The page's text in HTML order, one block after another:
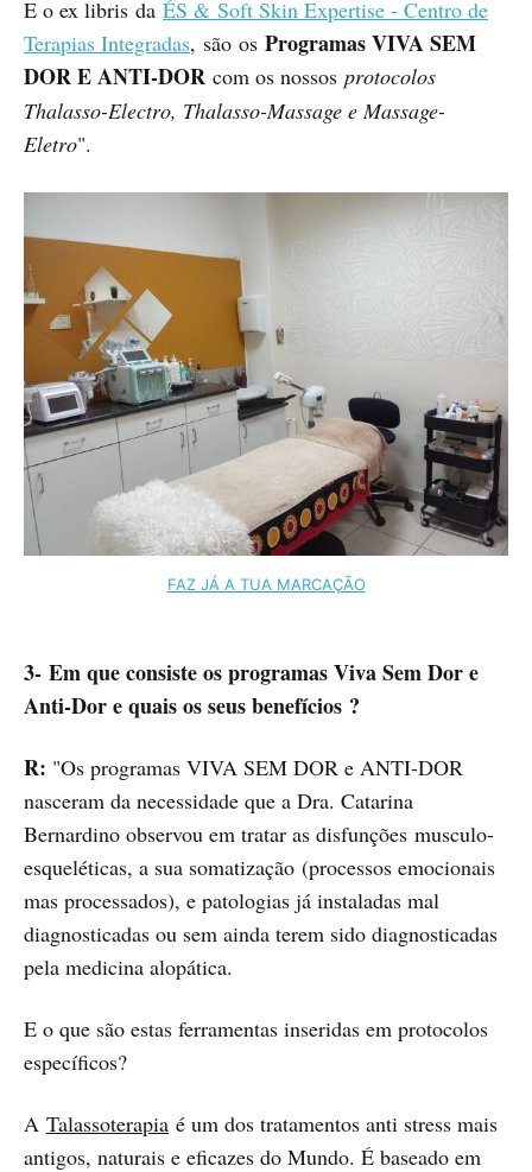
E o ex libris da ÉS & Soft Skin Expertise - Centro de
Terapias Integradas, são os Programas VIVA SEM
DOR E ANTI-DOR com os nossos protocolos
Thalasso-Electro, Thalasso-Massage e Massage-
Eletro".
FAZ JÁ A TUA MARCAÇÃO
3- Em que consiste os programas Viva Sem Dor e
Anti-Dor e quais os seus benefícios ?
R: "Os programas VIVA SEM DOR e ANTI-DOR
nasceram da necessidade que a Dra. Catarina
Bernardino observou em tratar as disfunções musculo-
esqueléticas, a sua somatização (processos emocionais
mas processados), e patologias já instaladas mal
diagnosticadas ou sem ainda terem sido diagnosticadas
pela medicina alopática.
E o que são estas ferramentas inseridas em protocolos
específicos?
A Talassoterapia é um dos tratamentos anti stress mais
antigos, naturais e eficazes do Mundo. É baseado em